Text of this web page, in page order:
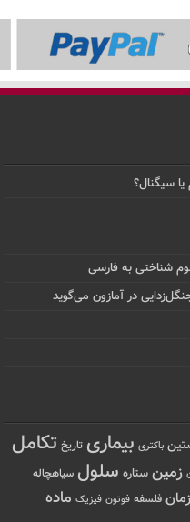
سیگنال؟
شناختی به فارسی
در آمازون می‌گوید
باکتری بیماری تاریخ تکامل
زمین ستاره سلول سیاهچاله
فلسفه فوتون فیزیک ماده